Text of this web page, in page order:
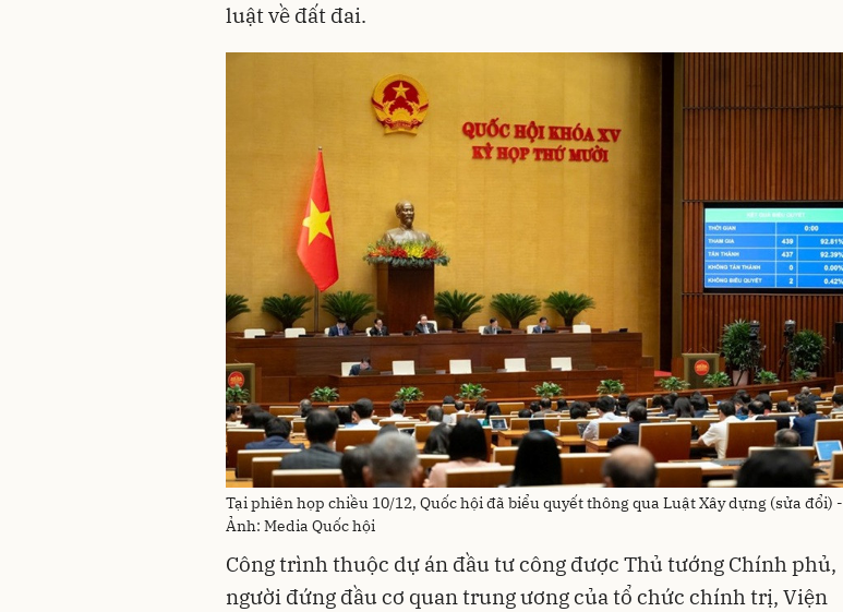
luật về đất đai.
Tại phiên họp chiều 10/12, Quốc hội đã biểu quyết thông qua Luật Xây dựng (sửa đổi) -
Ảnh: Media Quốc hội
Công trình thuộc dự án đầu tư công được Thủ tướng Chính phủ,
người đứng đầu cơ quan trung ương của tổ chức chính trị, Viện